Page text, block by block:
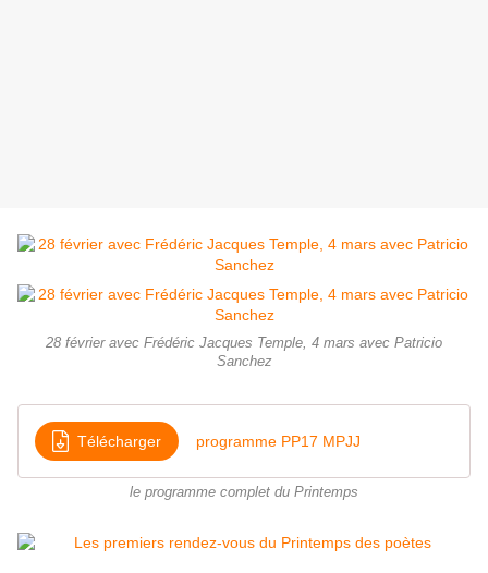
28 février avec Frédéric Jacques Temple, 4 mars avec Patricio
Sanchez
Télécharger programme PP17 MPJJ
le programme complet du Printemps